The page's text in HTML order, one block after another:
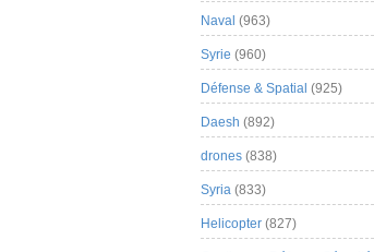
Naval (963)
Syrie (960)
Défense & Spatial (925)
Daesh (892)
drones (838)
Syria (833)
Helicopter (827)